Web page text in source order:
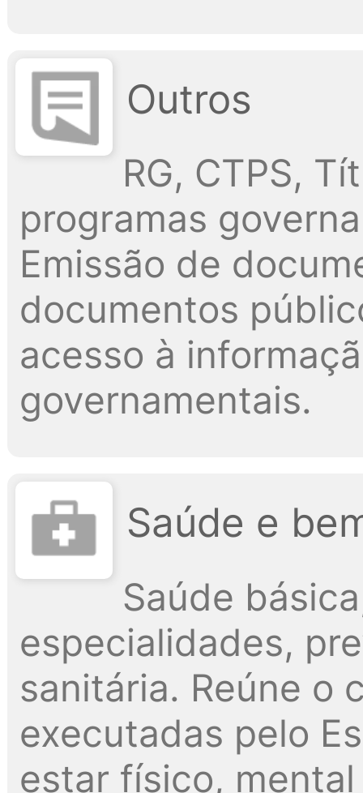
Outros
RG, CTPS,
programas
Emissão de
documentos
acesso à
governamentais.
Saúde e
Saúde
especialidades,
sanitária. Reúne o
executadas pelo
estar físico,